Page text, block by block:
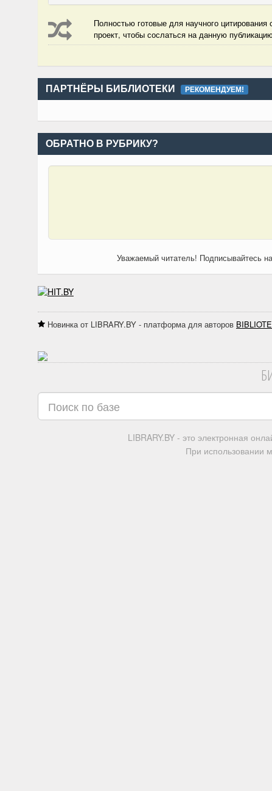
Полностью готовые для научного
проект, чтобы сослаться на данную
ПАРТНЁРЫ БИБЛИОТЕКИ РЕКОМЕНДУЕМ!
ОБРАТНО В РУБРИКУ?
Уважаемый читатель! Подписывайтесь
Новинка от LIBRARY.BY - платформа для авторов
LIBRARY.BY - это электронная
При использовании